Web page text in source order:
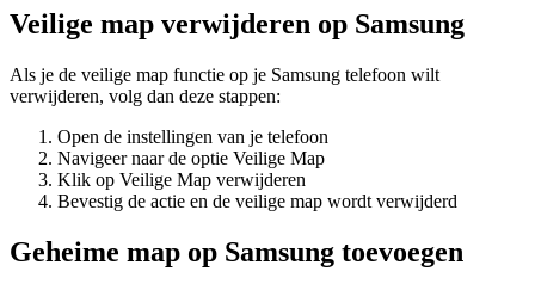
Veilige map verwijderen op Samsung
Als je de veilige map functie op je Samsung telefoon wilt
verwijderen, volg dan deze stappen:
Open de instellingen van je telefoon
Navigeer naar de optie Veilige Map
Klik op Veilige Map verwijderen
Bevestig de actie en de veilige map wordt verwijderd
Geheime map op Samsung toevoegen